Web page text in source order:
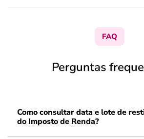
FAQ
Perguntas
Como consultar data e lote de
do Imposto de Renda?